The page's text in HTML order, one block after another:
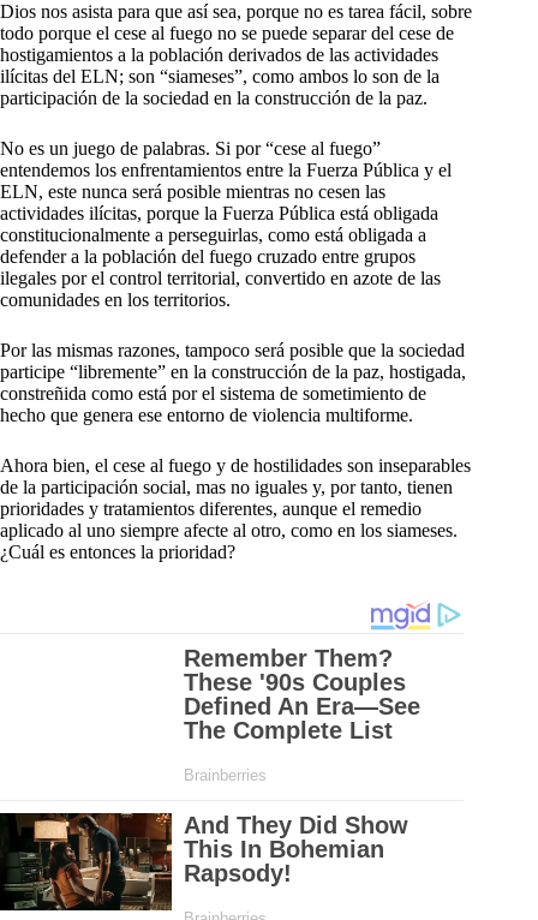
Dios nos asista para que así sea, porque no es tarea fácil, sobre
todo porque el cese al fuego no se puede separar del cese de
hostigamientos a la población derivados de las actividades
ilícitas del ELN; son “siameses”, como ambos lo son de la
participación de la sociedad en la construcción de la paz.
No es un juego de palabras. Si por “cese al fuego”
entendemos los enfrentamientos entre la Fuerza Pública y el
ELN, este nunca será posible mientras no cesen las
actividades ilícitas, porque la Fuerza Pública está obligada
constitucionalmente a perseguirlas, como está obligada a
defender a la población del fuego cruzado entre grupos
ilegales por el control territorial, convertido en azote de las
comunidades en los territorios.
Por las mismas razones, tampoco será posible que la sociedad
participe “libremente” en la construcción de la paz, hostigada,
constreñida como está por el sistema de sometimiento de
hecho que genera ese entorno de violencia multiforme.
Ahora bien, el cese al fuego y de hostilidades son inseparables
de la participación social, mas no iguales y, por tanto, tienen
prioridades y tratamientos diferentes, aunque el remedio
aplicado al uno siempre afecte al otro, como en los siameses.
¿Cuál es entonces la prioridad?